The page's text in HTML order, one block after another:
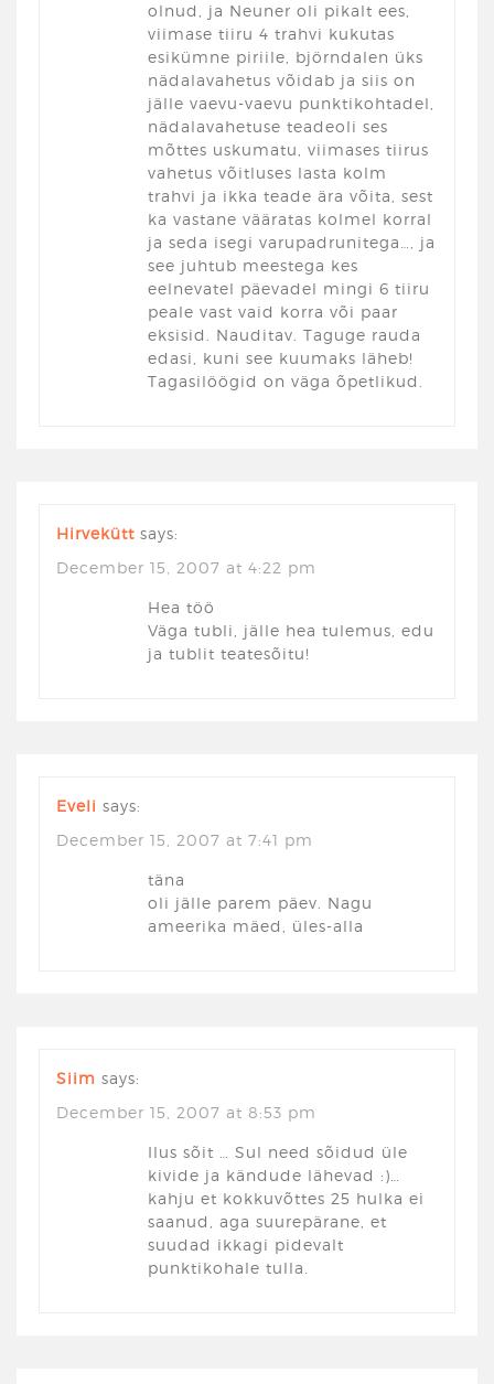
olnud, ja Neuner oli pikalt ees,
viimase tiiru 4 trahvi kukutas
esikümne piriile, björndalen üks
nädalavahetus võidab ja siis on
jälle vaevu-vaevu punktikohtadel,
nädalavahetuse teadeoli ses
mõttes uskumatu, viimases tiirus
vahetus võitluses lasta kolm
trahvi ja ikka teade ära võita, sest
ka vastane vääratas kolmel korral
ja seda isegi varupadrunitega…, ja
see juhtub meestega kes
eelnevatel päevadel mingi 6 tiiru
peale vast vaid korra või paar
eksisid. Nauditav. Taguge rauda
edasi, kuni see kuumaks läheb!
Tagasilöögid on väga õpetlikud.
Hirvekütt says:
December 15, 2007 at 4:22 pm
Hea töö
Väga tubli, jälle hea tulemus, edu
ja tublit teatesõitu!
Eveli says:
December 15, 2007 at 7:41 pm
täna
oli jälle parem päev. Nagu
ameerika mäed, üles-alla
Siim says:
December 15, 2007 at 8:53 pm
Ilus sõit … Sul need sõidud üle
kivide ja kändude lähevad :)…
kahju et kokkuvõttes 25 hulka ei
saanud, aga suurepärane, et
suudad ikkagi pidevalt
punktikohale tulla.